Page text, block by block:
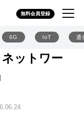
無料会員登録
6G IoT 通
ットワー